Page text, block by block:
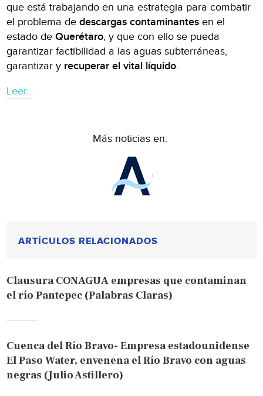
que está trabajando en una estrategia para combatir
el problema dedescargas contaminantes en el
estado deQuerétaro, y que con ello se pueda
garantizar factibilidad a las aguas subterráneas,
garantizar y recuperar el vital líquido.
Leer.
Más noticias en:
ARTÍCULOS RELACIONADOS
Clausura CONAGUA empresas que contaminan
el río Pantepec (Palabras Claras)
Cuenca del Río Bravo- Empresa estadounidense
El Paso Water, envenena el Río Bravo con aguas
negras (Julio Astillero)